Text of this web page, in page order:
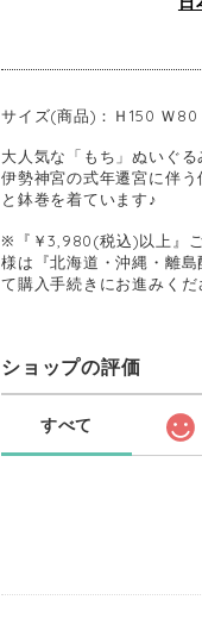
サイズ(商品)：Ｈ150 Ｗ
大人気な「もち」ぬいぐ
伊勢神宮の式年遷宮に伴
と鉢巻を着ています♪
※『￥3,980(税込)以上』
様は『北海道・沖縄・離
て購入手続きにお進みくだ
ショップの評価
すべて